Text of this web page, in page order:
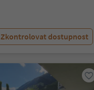
Zkontrolovat dostupnost